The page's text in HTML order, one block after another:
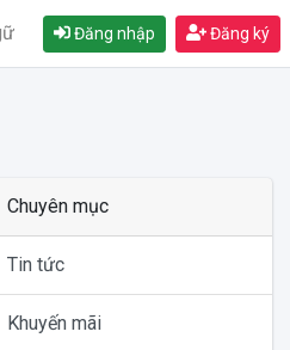
Đăng nhập Đăng ký
Chuyên mục
Tin tức
Khuyến mãi